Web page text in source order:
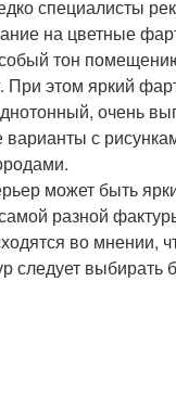
специалисты
на цветные
тон
При этом яркий
очень
с
может быть
разной
во мнении,
следует выбирать